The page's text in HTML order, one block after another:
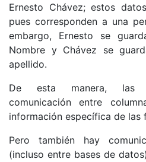
Ernesto Chávez; estos
pues corresponden a una
embargo, Ernesto se
Nombre y Chávez se
apellido.
De esta manera, las
comunicación entre
información específica de las
Pero también hay
(incluso entre bases de